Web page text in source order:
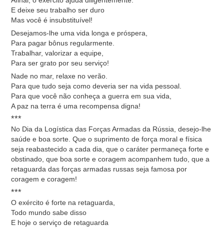
E deixe seu trabalho ser duro
Mas você é insubstituível!
Desejamos-lhe uma vida longa e próspera,
Para pagar bônus regularmente.
Trabalhar, valorizar a equipe,
Para ser grato por seu serviço!
Nade no mar, relaxe no verão.
Para que tudo seja como deveria ser na vida pessoal.
Para que você não conheça a guerra em sua vida,
A paz na terra é uma recompensa digna!
***
No Dia da Logística das Forças Armadas da Rússia, desejo-lhe
saúde e boa sorte. Que o suprimento de força moral e física
seja reabastecido a cada dia, que o caráter permaneça forte e
obstinado, que boa sorte e coragem acompanhem tudo, que a
retaguarda das forças armadas russas seja famosa por
coragem e coragem!
***
O exército é forte na retaguarda,
Todo mundo sabe disso
E hoje o serviço de retaguarda